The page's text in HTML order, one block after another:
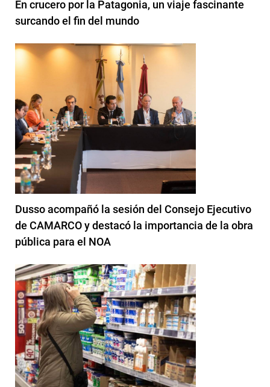
En crucero por la Patagonia, un viaje fascinante
surcando el fin del mundo
Dusso acompañó la sesión del Consejo Ejecutivo
de CAMARCO y destacó la importancia de la obra
pública para el NOA